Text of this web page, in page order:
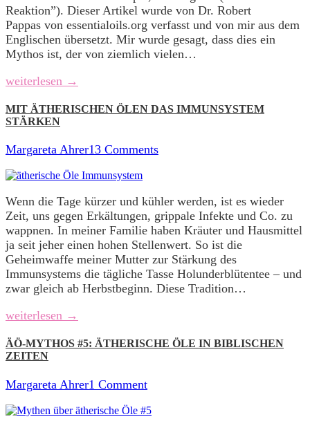
Reaktion”). Dieser Artikel wurde von Dr. Robert
Pappas von essentialoils.org verfasst und von mir aus dem
Englischen übersetzt. Mir wurde gesagt, dass dies ein
Mythos ist, der von ziemlich vielen…
weiterlesen →
MIT ÄTHERISCHEN ÖLEN DAS IMMUNSYSTEM
STÄRKEN
Margareta Ahrer13 Comments
Wenn die Tage kürzer und kühler werden, ist es wieder
Zeit, uns gegen Erkältungen, grippale Infekte und Co. zu
wappnen. In meiner Familie haben Kräuter und Hausmittel
ja seit jeher einen hohen Stellenwert. So ist die
Geheimwaffe meiner Mutter zur Stärkung des
Immunsystems die tägliche Tasse Holunderblütentee – und
zwar gleich ab Herbstbeginn. Diese Tradition…
weiterlesen →
ÄÖ-MYTHOS #5: ÄTHERISCHE ÖLE IN BIBLISCHEN
ZEITEN
Margareta Ahrer1 Comment